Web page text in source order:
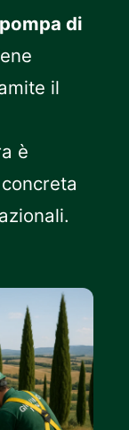
pompa di
il
è